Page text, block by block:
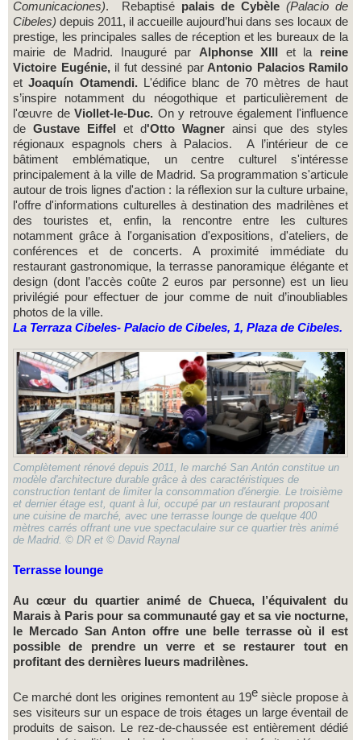
Comunicaciones). Rebaptisé palais de Cybèle (Palacio de
Cibeles) depuis 2011, il accueille aujourd’hui dans ses locaux de
prestige, les principales salles de réception et les bureaux de la
mairie de Madrid. Inauguré par Alphonse XIII et la reine
Victoire Eugénie,il fut dessiné parAntonio Palacios Ramilo
et Joaquín Otamendi.L'édifice blanc de 70 mètres de haut
s’inspire notamment du néogothique et particulièrement de
l'œuvre deViollet-le-Duc. On y retrouve également l'influence
de Gustave Eiffel et d'Otto Wagner ainsi que des styles
régionaux espagnols chers à Palacios. A l’intérieur de ce
bâtiment emblématique, un centre culturel s'intéresse
principalement à la ville de Madrid. Sa programmation s'articule
autour de trois lignes d'action : la réflexion sur la culture urbaine,
l'offre d'informations culturelles à destination des madrilènes et
des touristes et, enfin, la rencontre entre les cultures
notamment grâce à l'organisation d'expositions, d'ateliers, de
conférences et de concerts. A proximité immédiate du
restaurant gastronomique, la terrasse panoramique élégante et
design (dont l’accès coûte 2 euros par personne) est un lieu
privilégié pour effectuer de jour comme de nuit d’inoubliables
photos de la ville.
La Terraza Cibeles- Palacio de Cibeles, 1, Plaza de Cibeles.
Complètement rénové depuis 2011, le marché San Antón constitue un
modèle d'architecture durable grâce à des caractéristiques de
construction tentant de limiter la consommation d'énergie. Le troisième
et dernier étage est, quant à lui, occupé par un restaurant proposant
une cuisine de marché, avec une terrasse lounge de quelque 400
mètres carrés offrant une vue spectaculaire sur ce quartier très animé
de Madrid. © DR et © David Raynal
Terrasse lounge
Au cœur du quartier animé de Chueca, l’équivalent du
Marais à Paris pour sa communauté gay et sa vie nocturne,
le Mercado San Anton offre une belle terrasse où il est
possible de prendre un verre et se restaurer tout en
profitant des dernières lueurs madrilènes.
Ce marché dont les origines remontent au 19esiècle propose à
ses visiteurs sur un espace de trois étages un large éventail de
produits de saison. Le rez-de-chaussée est entièrement dédié